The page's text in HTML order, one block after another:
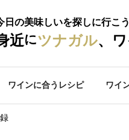
日の美味しいを探しに行こう
近にツナガル、
ワインに合うレシピ ワイ